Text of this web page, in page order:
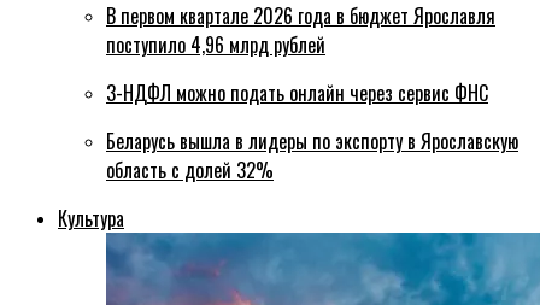
В первом квартале 2026 года в бюджет Ярославля
поступило 4,96 млрд рублей
3-НДФЛ можно подать онлайн через сервис ФНС
Беларусь вышла в лидеры по экспорту в Ярославскую
область с долей 32%
Культура